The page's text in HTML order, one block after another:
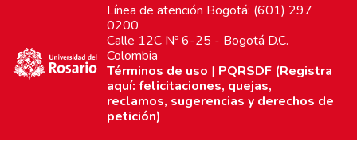
Línea de atención Bogotá: (601) 297
0200
Calle 12C Nº 6-25 - Bogotá D.C.
Colombia
Términos de uso | PQRSDF (Registra
aquí: felicitaciones, quejas,
reclamos, sugerencias y derechos de
petición)